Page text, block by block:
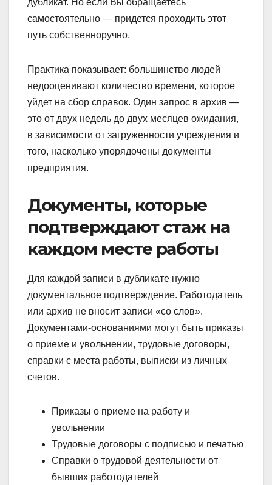
дубликат. Но если Вы обращаетесь
самостоятельно — придется проходить этот
путь собственноручно.
Практика показывает: большинство людей
недооценивают количество времени, которое
уйдет на сбор справок. Один запрос в архив —
это от двух недель до двух месяцев ожидания,
в зависимости от загруженности учреждения и
того, насколько упорядочены документы
предприятия.
Документы, которые
подтверждают стаж на
каждом месте работы
Для каждой записи в дубликате нужно
документальное подтверждение. Работодатель
или архив не вносит записи «со слов».
Документами-основаниями могут быть приказы
о приеме и увольнении, трудовые договоры,
справки с места работы, выписки из личных
счетов.
Приказы о приеме на работу и
увольнении
Трудовые договоры с подписью и печатью
Справки о трудовой деятельности от
бывших работодателей